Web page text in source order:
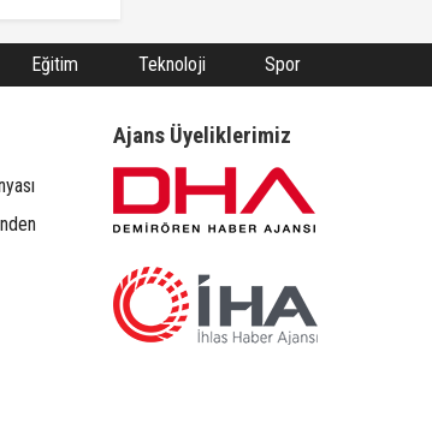
Eğitim Teknoloji Spor
Ajans Üyeliklerimiz